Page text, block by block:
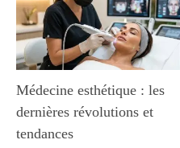
Médecine esthétique : les
dernières révolutions et
tendances